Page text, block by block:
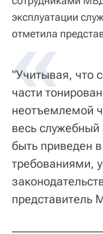
эксплуатации
отметила
"Учитывая, что
части
неотъемлемой
весь служебный
быть приведен
требованиями,
представитель